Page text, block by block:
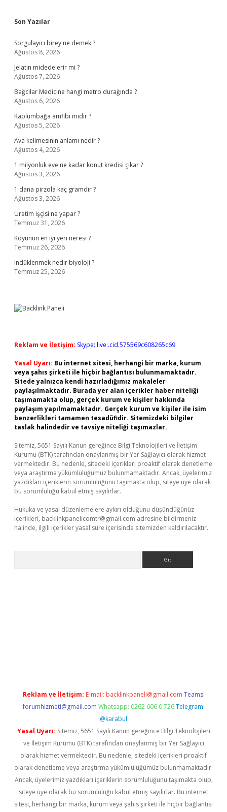
Sidebar
Son Yazılar
Sorgulayıcı birey ne demek ?
Ağustos 8, 2026
Jelatin midede erir mi ?
Ağustos 7, 2026
Bağcılar Medicine hangi metro durağında ?
Ağustos 6, 2026
Kaplumbağa amfibi midir ?
Ağustos 5, 2026
Ava kelimesinin anlamı nedir ?
Ağustos 4, 2026
1 milyonluk eve ne kadar konut kredisi çıkar ?
Ağustos 3, 2026
1 dana pirzola kaç gramdır ?
Ağustos 3, 2026
Üretim işçisi ne yapar ?
Temmuz 31, 2026
Koyunun en iyi yeri neresi ?
Temmuz 26, 2026
Indüklenmek nedir biyoloji ?
Temmuz 25, 2026
Reklam ve İletişim: Skype: live:.cid.575569c608265c69
Yasal Uyarı: Bu internet sitesi, herhangi bir marka, kurum
veya şahıs şirketi ile hiçbir bağlantısı bulunmamaktadır.
Sitede yalnızca kendi hazırladığımız makaleler
paylaşılmaktadır. Burada yer alan içerikler haber niteliği
taşımamakta olup, gerçek kurum ve kişiler hakkında
paylaşım yapılmamaktadır. Gerçek kurum ve kişiler ile isim
benzerlikleri tamamen tesadüfidir. Sitemizdeki bilgiler
taslak halindedir ve tavsiye niteliği taşımazlar.
Sitemiz, 5651 Sayılı Kanun gereğince Bilgi Teknolojileri ve İletişim
Kurumu (BTK) tarafından onaylanmış bir Yer Sağlayıcı olarak hizmet
vermektedir. Bu nedenle, sitedeki içerikleri proaktif olarak denetleme
veya araştırma yükümlülüğümüz bulunmamaktadır. Ancak, üyelerimiz
yazdıkları içeriklerin sorumluluğunu taşımakta olup, siteye üye olarak
bu sorumluluğu kabul etmiş sayılırlar.
Hukuka ve yasal düzenlemelere aykırı olduğunu düşündüğünüz
içerikleri, backlinkpanelicomtr@gmail.com adresine bildirmeniz
halinde, ilgili içerikler yasal süre içerisinde sitemizden kaldırılacaktır.
Reklam ve İletişim: E-mail: backlinkpaneli@gmail.com Teams:
forumhizmeti@gmail.com Whatsapp: 0262 606 0 726 Telegram:
@karabul
Yasal Uyarı: Sitemiz, 5651 Sayılı Kanun gereğince Bilgi Teknolojileri
ve İletişim Kurumu (BTK) tarafından onaylanmış bir Yer Sağlayıcı
olarak hizmet vermektedir. Bu nedenle, sitedeki içerikleri proaktif
olarak denetleme veya araştırma yükümlülüğümüz bulunmamaktadır.
Ancak, üyelerimiz yazdıkları içeriklerin sorumluluğunu taşımakta olup,
siteye üye olarak bu sorumluluğu kabul etmiş sayılırlar. Bu internet
sitesi, herhangi bir marka, kurum veya şahıs şirketi ile hiçbir bağlantısı